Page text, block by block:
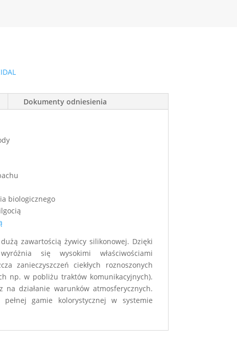
Dokumenty odniesienia
biologicznego
zawartością żywicy silikonowej. Dzięki
się wysokimi właściwościami
zanieczyszczeń ciekłych roznoszonych
np. w pobliżu traktów komunikacyjnych).
działanie warunków atmosferycznych.
gamie kolorystycznej w systemie